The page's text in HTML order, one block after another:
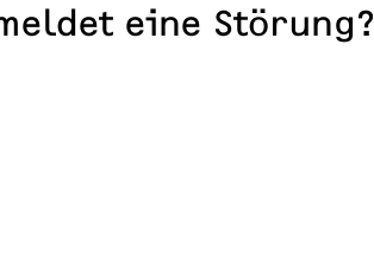
eine Störung?